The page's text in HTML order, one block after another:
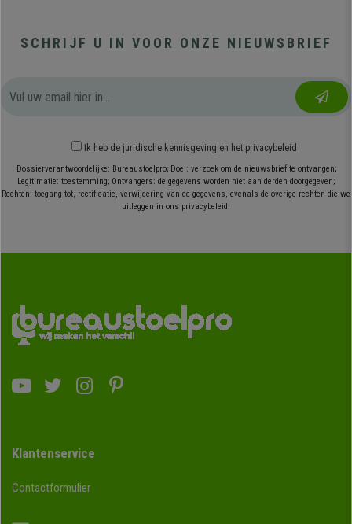
SCHRIJF U IN VOOR ONZE NIEUWSBRIEF
Ik heb de juridische kennisgeving en het privacybeleid
Dossierverantwoordelijke: Bureaustoelpro; Doel: verzoek om de nieuwsbrief te ontvangen;
Legitimatie: toestemming; Ontvangers: de gegevens worden niet aan derden doorgegeven;
Rechten: toegang tot, rectificatie, verwijdering van de gegevens, evenals de overige rechten die we
uitleggen in ons privacybeleid.
Klantenservice
Contactformulier